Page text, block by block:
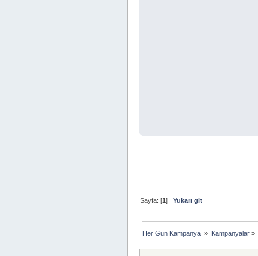
Sayfa: [1]Yukarı git
Her Gün Kampanya » Kampanyalar»